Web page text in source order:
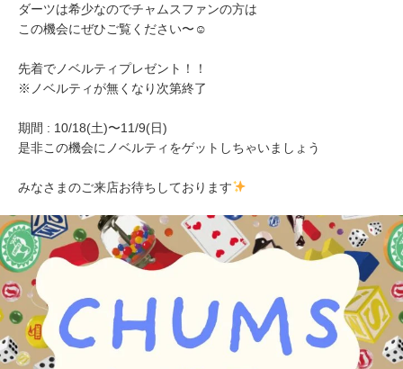
ダーツは希少なのでチャムスファンの方は
この機会にぜひご覧ください〜☺︎
先着でノベルティプレゼント！！
※ノベルティが無くなり次第終了
期間 : 10/18(土)〜11/9(日)
是非この機会にノベルティをゲットしちゃいましょう
みなさまのご来店お待ちしております